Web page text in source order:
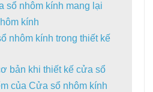
sổ nhôm kính mang lại
kính
nhôm kính trong thiết kế
bản khi thiết kế cửa sổ
của Cửa sổ nhôm kính